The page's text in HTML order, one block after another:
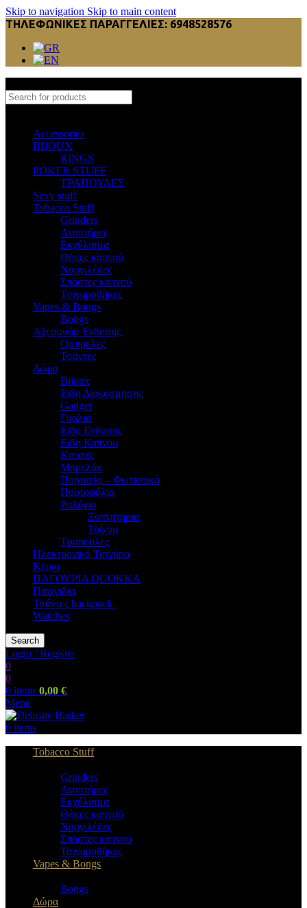
Skip to navigation Skip to main content
ΤΗΛΕΦΩΝΙΚΕΣ ΠΑΡΑΓΓΕΛΙΕΣ: 6948528576
Accessories
BIJOUX
RINGS
POKER STUFF
ΤΡΑΠΟΥΛΕΣ
Sexy stuff
Tobacco Stuff
Grinders
Αναπτήρες
Εκχύλισμα
Θήκες καπνού
Ναργιλέδες
Σπάστες καπνού
Τσιγαροθήκες
Vapes & Bongs
Bongs
Αξεσουάρ Ένδυσης
Oμπρελες
Τσάντες
Δώρα
Bijoux
Eιδη Διακοσμησης
Gadget
Γυαλια
Ειδη Ενδυσης
Ειδη Καπνου
Κουπες
Μπρελόκ
Πορτατίφ – Φωτιστικά
Πορτοφόλια
Ρολόγια
Ξυπνητήρια
Τοίχου
Τραπουλες
Ηλεκτρονικό Τσιγάρο
Κερια
ΠΑΓΟΥΡΙΑ QUOKKA
Παιχνιδια
Τσάντες backpack.
Watches
Search
Login / Register
0
0
0 items 0,00 €
Menu
0 items
Tobacco Stuff
Grinders
Αναπτήρες
Εκχύλισμα
Θήκες καπνού
Ναργιλέδες
Σπάστες καπνού
Τσιγαροθήκες
Vapes & Bongs
Bongs
Δώρα